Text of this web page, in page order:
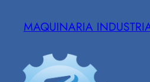
MAQUINARIA